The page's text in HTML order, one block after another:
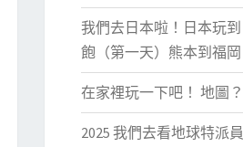
我們去日本啦！日本玩到
飽（第一天）熊本到福岡
在家裡玩一下吧！ 地圖？
2025 我們去看地球特派員